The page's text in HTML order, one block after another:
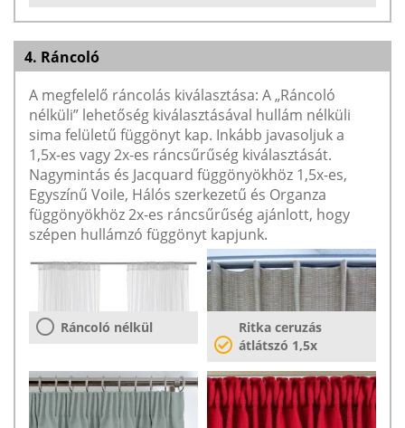
4. Ráncoló
A megfelelő ráncolás kiválasztása: A „Ráncoló
nélküli” lehetőség kiválasztásával hullám nélküli
sima felületű függönyt kap. Inkább javasoljuk a
1,5x-es vagy 2x-es ráncsűrűség kiválasztását.
Nagymintás és Jacquard függönyökhöz 1,5x-es,
Egyszínű Voile, Hálós szerkezetű és Organza
függönyökhöz 2x-es ráncsűrűség ajánlott, hogy
szépen hullámzó függönyt kapjunk.
Ráncoló nélkül
Ritka ceruzás
átlátszó 1,5x